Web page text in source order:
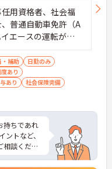
用資格者、社会福
普通自動車免許（A
エースの運転がで
の勤務経験者■介
・補助
日勤のみ
あり
あり
社会保険完備
持ちであれ
トなど、
相談くださ